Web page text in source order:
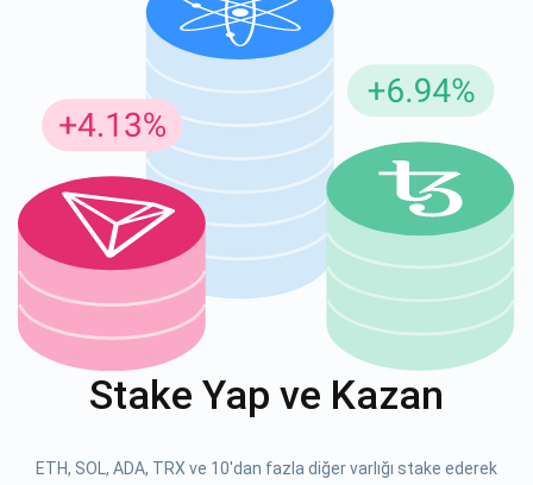
Stake Yap ve Kazan
ETH, SOL, ADA, TRX ve 10'dan fazla diğer varlığı stake ederek
Atomic
1000.000
support@atomicwallet.io
YouTube'umuza göz atın
Güncellemeler için Abone Ol
En son proje güncellemelerini ve kripto kılavuzlarını ilk alan
siz olun